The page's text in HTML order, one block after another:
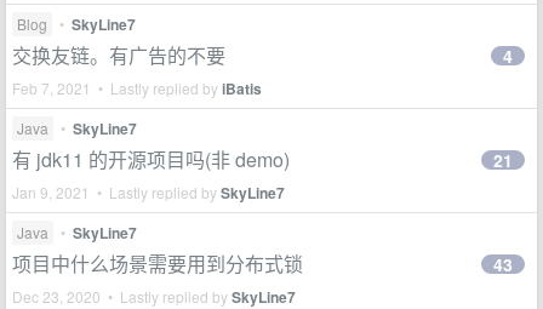
Blog • SkyLine7
交换友链。有广告的不要
Feb 7, 2021 • Lastly replied byiBatis
4
Java • SkyLine7
有 jdk11 的开源项目吗(非 demo)
Jan 9, 2021 • Lastly replied bySkyLine7
21
Java • SkyLine7
项目中什么场景需要用到分布式锁
Dec 23, 2020 • Lastly replied bySkyLine7
43